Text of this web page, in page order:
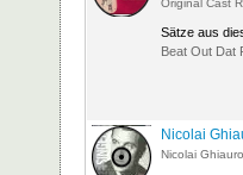
Original Cast
Sätze aus
Beat Out Dat
Nicolai
Nicolai